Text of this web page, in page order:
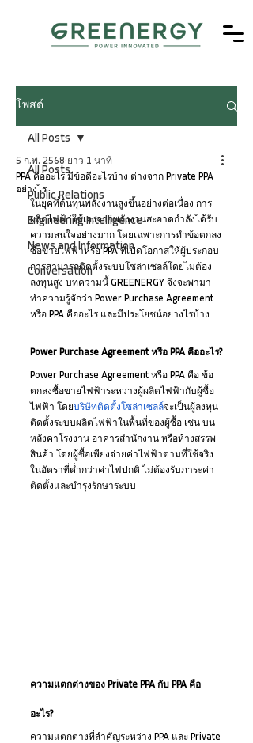
โพสต์
All Posts
Public Relations
Engineering Intelligence
News and Information
Conversation
All Posts
PPA คืออะไร มีข้อดีอะไรบ้าง ต่างจาก Private PPA
อย่างไร
5 ก.พ. 2568 ยาว 1 นาที
ในยุคที่ต้นทุนพลังงานสูงขึ้นอย่างต่อเนื่อง การ
ผลิตไฟฟ้าใช้เองจากพลังงานสะอาดกำลังได้รับ
ความสนใจอย่างมาก โดยเฉพาะการทำข้อตกลง
ซื้อขายไฟฟ้าหรือ PPA ที่เปิดโอกาสให้ผู้ประกอบ
การสามารถติดตั้งระบบโซล่าเซลล์โดยไม่ต้อง
ลงทุนสูง บทความนี้ GREENERGY จึงจะพามา
ทำความรู้จักว่า Power Purchase Agreement
หรือ PPA คืออะไร และมีประโยชน์อย่างไรบ้าง
Power Purchase Agreement หรือ PPA คืออะไร?
Power Purchase Agreement หรือ PPA คือ ข้อ
ตกลงซื้อขายไฟฟ้าระหว่างผู้ผลิตไฟฟ้ากับผู้ซื้อ
ไฟฟ้า โดยบริษัทติดตั้งโซล่าเซลล์จะเป็นผู้ลงทุน
ติดตั้งระบบผลิตไฟฟ้าในพื้นที่ของผู้ซื้อ เช่น บน
หลังคาโรงงาน อาคารสำนักงาน หรือห้างสรรพ
สินค้า โดยผู้ซื้อเพียงจ่ายค่าไฟฟ้าตามที่ใช้จริง
ในอัตราที่ต่ำกว่าค่าไฟปกติ ไม่ต้องรับภาระค่า
ติดตั้งและบำรุงรักษาระบบ
ความแตกต่างของ Private PPA กับ PPA คือ
อะไร?
ความแตกต่างที่สำคัญระหว่าง PPA และ Private